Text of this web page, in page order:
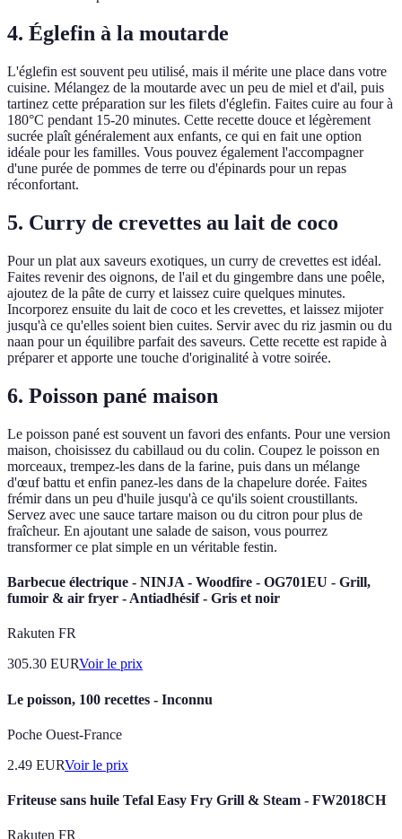
4. Églefin à la moutarde
L'églefin est souvent peu utilisé, mais il mérite une place dans votre
cuisine. Mélangez de la moutarde avec un peu de miel et d'ail, puis
tartinez cette préparation sur les filets d'églefin. Faites cuire au four à
180°C pendant 15-20 minutes. Cette recette douce et légèrement
sucrée plaît généralement aux enfants, ce qui en fait une option
idéale pour les familles. Vous pouvez également l'accompagner
d'une purée de pommes de terre ou d'épinards pour un repas
réconfortant.
5. Curry de crevettes au lait de coco
Pour un plat aux saveurs exotiques, un curry de crevettes est idéal.
Faites revenir des oignons, de l'ail et du gingembre dans une poêle,
ajoutez de la pâte de curry et laissez cuire quelques minutes.
Incorporez ensuite du lait de coco et les crevettes, et laissez mijoter
jusqu'à ce qu'elles soient bien cuites. Servir avec du riz jasmin ou du
naan pour un équilibre parfait des saveurs. Cette recette est rapide à
préparer et apporte une touche d'originalité à votre soirée.
6. Poisson pané maison
Le poisson pané est souvent un favori des enfants. Pour une version
maison, choisissez du cabillaud ou du colin. Coupez le poisson en
morceaux, trempez-les dans de la farine, puis dans un mélange
d'œuf battu et enfin panez-les dans de la chapelure dorée. Faites
frémir dans un peu d'huile jusqu'à ce qu'ils soient croustillants.
Servez avec une sauce tartare maison ou du citron pour plus de
fraîcheur. En ajoutant une salade de saison, vous pourrez
transformer ce plat simple en un véritable festin.
Barbecue électrique - NINJA - Woodfire - OG701EU - Grill,
fumoir & air fryer - Antiadhésif - Gris et noir
Rakuten FR
305.30 EURVoir le prix
Le poisson, 100 recettes - Inconnu
Poche Ouest-France
2.49 EURVoir le prix
Friteuse sans huile Tefal Easy Fry Grill & Steam - FW2018CH
Rakuten FR